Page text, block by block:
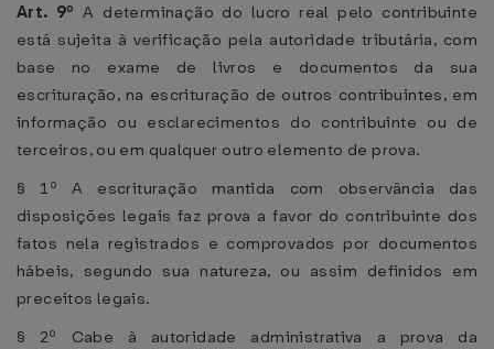
Art. 9ºA determinação do lucro real pelo contribuinte
está sujeita à verificação pela autoridade tributária, com
base no exame de livros e documentos da sua
escrituração, na escrituração de outros contribuintes, em
informação ou esclarecimentos do contribuinte ou de
terceiros, ou em qualquer outro elemento de prova.
§ 1º A escrituração mantida com observância das
disposições legais faz prova a favor do contribuinte dos
fatos nela registrados e comprovados por documentos
hábeis, segundo sua natureza, ou assim definidos em
preceitos legais.
§ 2º Cabe à autoridade administrativa a prova da